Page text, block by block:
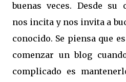
buenas veces. Desde su
nos incita y nos invita a
conocido. Se piensa que
comenzar un blog
complicado es